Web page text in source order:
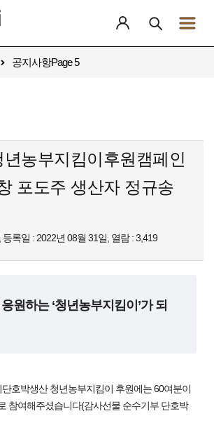
공지사항Page 5
년농부지킴이후원캠페인
포도주 생산자 정규송
록일 : 2022년 08월 31일, 열람 : 3,419
원하는 ‘청년농부지킴이’가 되
호박생산 청년농부지킴이 후원에는 60여분이
참여해주셨습니다(감사선물 순수기부 단호박